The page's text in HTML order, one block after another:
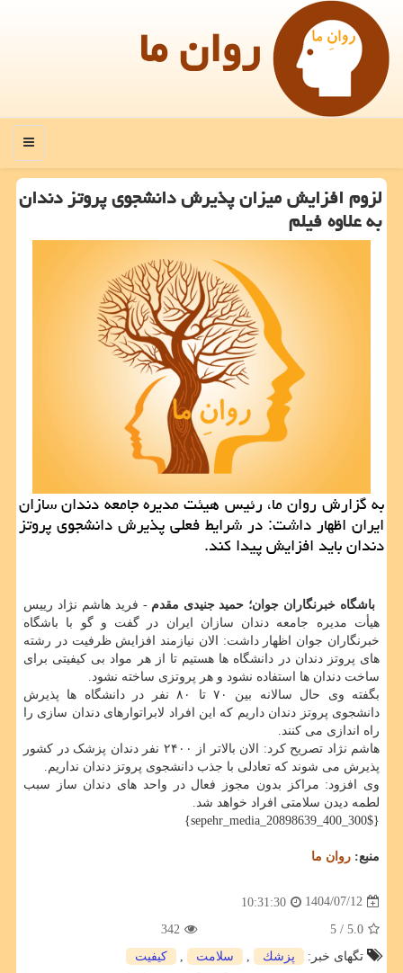
روان ما
منو
لزوم افزایش میزان پذیرش دانشجوی پروتز دندان
به علاوه فیلم
به گزارش روان ما، رئیس هیئت مدیره جامعه دندان سازان
ایران اظهار داشت: در شرایط فعلی پذیرش دانشجوی پروتز
دندان باید افزایش پیدا کند.
باشگاه خبرنگاران جوان؛ حمید جنیدی مقدم - فرید هاشم نژاد رییس
هیأت مدیره جامعه دندان سازان ایران در گفت و گو با باشگاه
خبرنگاران جوان اظهار داشت: الان نیازمند افزایش ظرفیت در رشته
های پروتز دندان در دانشگاه ها هستیم تا از هر مواد بی کیفیتی برای
ساخت دندان ها استفاده نشود و هر پروتزی ساخته نشود.
بگفته وی حال سالانه بین ۷۰ تا ۸۰ نفر در دانشگاه ها پذیرش
دانشجوی پروتز دندان داریم که این افراد لابراتوارهای دندان سازی را
راه اندازی می کنند.
هاشم نژاد تصریح کرد: الان بالاتر از ۲۴۰۰ نفر دندان پزشک در کشور
پذیرش می شوند که تعادلی با جذب دانشجوی پروتز دندان نداریم.
وی افزود: مراکز بدون مجوز فعال در واحد های دندان ساز سبب
لطمه دیدن سلامتی افراد خواهد شد.
{$sepehr_media_20898639_400_300}
منبع: روان ما
1404/07/12
10:31:30
5.0
/ 5
342
تگهای خبر:
پزشك سلامت كیفیت